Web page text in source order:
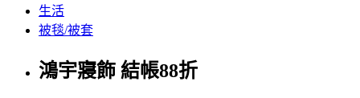
生活
被毯/被套
鴻宇寢飾 結帳88折